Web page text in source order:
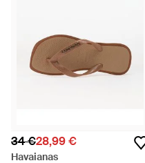
34 €28,99 €
Havaianas